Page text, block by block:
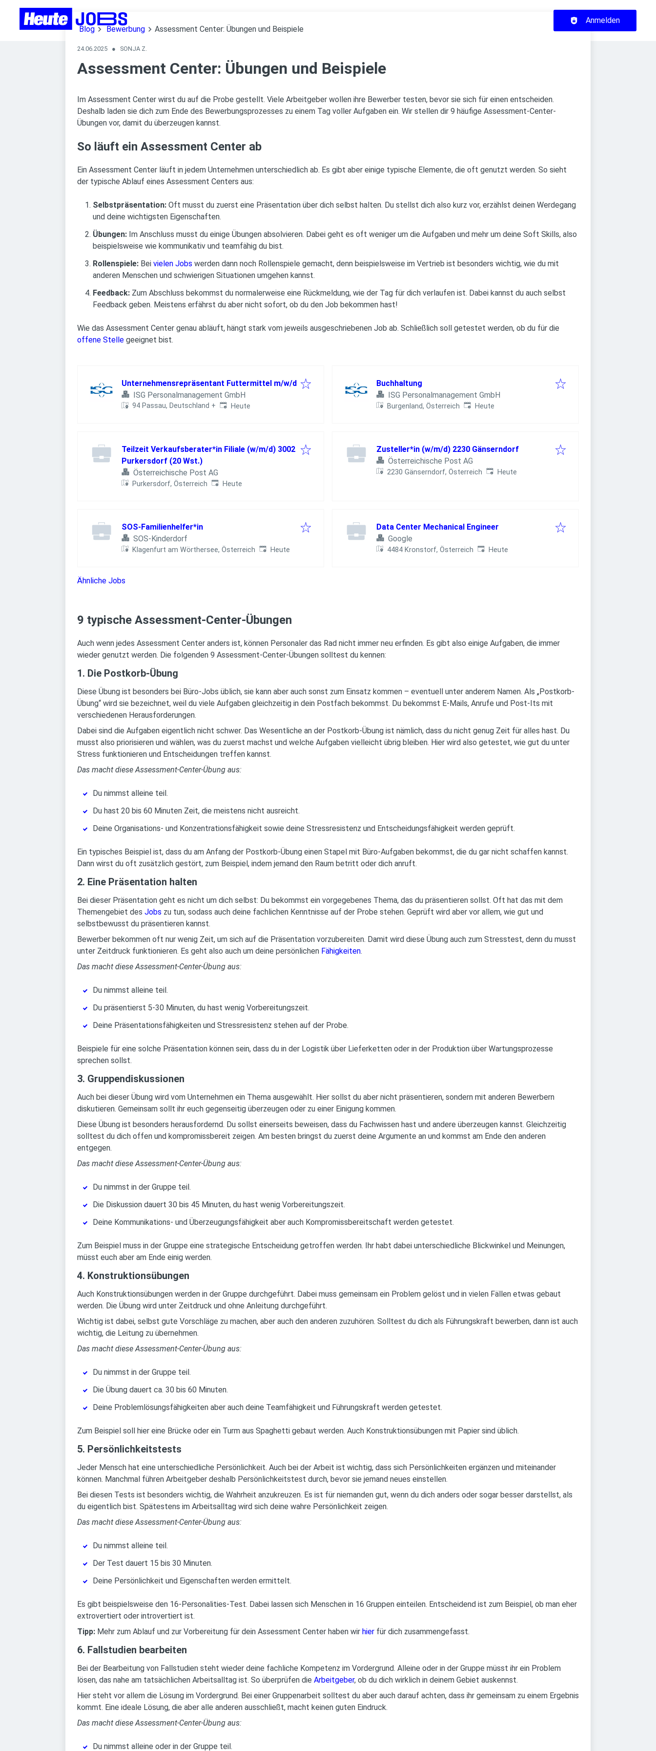
Haupt-Navigation
Anmelden
Blog
Bewerbung Assessment Center: Übungen und Beispiele
24.06.2025 ● SONJA Z.
Assessment Center: Übungen und Beispiele
Im Assessment Center wirst du auf die Probe gestellt. Viele Arbeitgeber wollen ihre Bewerber testen, bevor sie sich für einen entscheiden.
Deshalb laden sie dich zum Ende des Bewerbungsprozesses zu einem Tag voller Aufgaben ein. Wir stellen dir 9 häufige Assessment-Center-
Übungen vor, damit du überzeugen kannst.
So läuft ein Assessment Center ab
Ein Assessment Center läuft in jedem Unternehmen unterschiedlich ab. Es gibt aber einige typische Elemente, die oft genutzt werden. So sieht
der typische Ablauf eines Assessment Centers aus:
Selbstpräsentation: Oft musst du zuerst eine Präsentation über dich selbst halten. Du stellst dich also kurz vor, erzählst deinen Werdegang
und deine wichtigsten Eigenschaften.
Übungen: Im Anschluss musst du einige Übungen absolvieren. Dabei geht es oft weniger um die Aufgaben und mehr um deine Soft Skills, also
beispielsweise wie kommunikativ und teamfähig du bist.
Rollenspiele: Bei vielen Jobs werden dann noch Rollenspiele gemacht, denn beispielsweise im Vertrieb ist besonders wichtig, wie du mit
anderen Menschen und schwierigen Situationen umgehen kannst.
Feedback: Zum Abschluss bekommst du normalerweise eine Rückmeldung, wie der Tag für dich verlaufen ist. Dabei kannst du auch selbst
Feedback geben. Meistens erfährst du aber nicht sofort, ob du den Job bekommen hast!
Wie das Assessment Center genau abläuft, hängt stark vom jeweils ausgeschriebenen Job ab. Schließlich soll getestet werden, ob du für die
offene Stelle geeignet bist.
Unternehmensrepräsentant Futtermittel m/w/d
ISG Personalmanagement GmbH
94 Passau, Deutschland + Veröffentlicht
Heute
Buchhaltung
ISG Personalmanagement GmbH
Burgenland, Österreich Veröffentlicht
Heute
Teilzeit Verkaufsberater*in Filiale (w/m/d) 3002
Purkersdorf (20 Wst.)
Österreichische Post AG
Purkersdorf, Österreich Veröffentlicht
Heute
Zusteller*in (w/m/d) 2230 Gänserndorf
Österreichische Post AG
2230 Gänserndorf, Österreich Veröffentlicht
Heute
SOS-Familienhelfer*in
SOS-Kinderdorf
Klagenfurt am Wörthersee, Österreich Veröffentlicht
Heute
Data Center Mechanical Engineer
Google
4484 Kronstorf, Österreich Veröffentlicht
Heute
Ähnliche Jobs
9 typische Assessment-Center-Übungen
Auch wenn jedes Assessment Center anders ist, können Personaler das Rad nicht immer neu erfinden. Es gibt also einige Aufgaben, die immer
wieder genutzt werden. Die folgenden 9 Assessment-Center-Übungen solltest du kennen:
1. Die Postkorb-Übung
Diese Übung ist besonders bei Büro-Jobs üblich, sie kann aber auch sonst zum Einsatz kommen – eventuell unter anderem Namen. Als „Postkorb-
Übung“ wird sie bezeichnet, weil du viele Aufgaben gleichzeitig in dein Postfach bekommst. Du bekommst E-Mails, Anrufe und Post-Its mit
verschiedenen Herausforderungen.
Dabei sind die Aufgaben eigentlich nicht schwer. Das Wesentliche an der Postkorb-Übung ist nämlich, dass du nicht genug Zeit für alles hast. Du
musst also priorisieren und wählen, was du zuerst machst und welche Aufgaben vielleicht übrig bleiben. Hier wird also getestet, wie gut du unter
Stress funktionieren und Entscheidungen treffen kannst.
Das macht diese Assessment-Center-Übung aus:
Du nimmst alleine teil.
Du hast 20 bis 60 Minuten Zeit, die meistens nicht ausreicht.
Deine Organisations- und Konzentrationsfähigkeit sowie deine Stressresistenz und Entscheidungsfähigkeit werden geprüft.
Ein typisches Beispiel ist, dass du am Anfang der Postkorb-Übung einen Stapel mit Büro-Aufgaben bekommst, die du gar nicht schaffen kannst.
Dann wirst du oft zusätzlich gestört, zum Beispiel, indem jemand den Raum betritt oder dich anruft.
2. Eine Präsentation halten
Bei dieser Präsentation geht es nicht um dich selbst: Du bekommst ein vorgegebenes Thema, das du präsentieren sollst. Oft hat das mit dem
Themengebiet des Jobs zu tun, sodass auch deine fachlichen Kenntnisse auf der Probe stehen. Geprüft wird aber vor allem, wie gut und
selbstbewusst du präsentieren kannst.
Bewerber bekommen oft nur wenig Zeit, um sich auf die Präsentation vorzubereiten. Damit wird diese Übung auch zum Stresstest, denn du musst
unter Zeitdruck funktionieren. Es geht also auch um deine persönlichen Fähigkeiten.
Das macht diese Assessment-Center-Übung aus:
Du nimmst alleine teil.
Du präsentierst 5-30 Minuten, du hast wenig Vorbereitungszeit.
Deine Präsentationsfähigkeiten und Stressresistenz stehen auf der Probe.
Beispiele für eine solche Präsentation können sein, dass du in der Logistik über Lieferketten oder in der Produktion über Wartungsprozesse
sprechen sollst.
3. Gruppendiskussionen
Auch bei dieser Übung wird vom Unternehmen ein Thema ausgewählt. Hier sollst du aber nicht präsentieren, sondern mit anderen Bewerbern
diskutieren. Gemeinsam sollt ihr euch gegenseitig überzeugen oder zu einer Einigung kommen.
Diese Übung ist besonders herausfordernd. Du sollst einerseits beweisen, dass du Fachwissen hast und andere überzeugen kannst. Gleichzeitig
solltest du dich offen und kompromissbereit zeigen. Am besten bringst du zuerst deine Argumente an und kommst am Ende den anderen
entgegen.
Das macht diese Assessment-Center-Übung aus:
Du nimmst in der Gruppe teil.
Die Diskussion dauert 30 bis 45 Minuten, du hast wenig Vorbereitungszeit.
Deine Kommunikations- und Überzeugungsfähigkeit aber auch Kompromissbereitschaft werden getestet.
Zum Beispiel muss in der Gruppe eine strategische Entscheidung getroffen werden. Ihr habt dabei unterschiedliche Blickwinkel und Meinungen,
müsst euch aber am Ende einig werden.
4. Konstruktionsübungen
Auch Konstruktionsübungen werden in der Gruppe durchgeführt. Dabei muss gemeinsam ein Problem gelöst und in vielen Fällen etwas gebaut
werden. Die Übung wird unter Zeitdruck und ohne Anleitung durchgeführt.
Wichtig ist dabei, selbst gute Vorschläge zu machen, aber auch den anderen zuzuhören. Solltest du dich als Führungskraft bewerben, dann ist auch
wichtig, die Leitung zu übernehmen.
Das macht diese Assessment-Center-Übung aus:
Du nimmst in der Gruppe teil.
Die Übung dauert ca. 30 bis 60 Minuten.
Deine Problemlösungsfähigkeiten aber auch deine Teamfähigkeit und Führungskraft werden getestet.
Zum Beispiel soll hier eine Brücke oder ein Turm aus Spaghetti gebaut werden. Auch Konstruktionsübungen mit Papier sind üblich.
5. Persönlichkeitstests
Jeder Mensch hat eine unterschiedliche Persönlichkeit. Auch bei der Arbeit ist wichtig, dass sich Persönlichkeiten ergänzen und miteinander
können. Manchmal führen Arbeitgeber deshalb Persönlichkeitstest durch, bevor sie jemand neues einstellen.
Bei diesen Tests ist besonders wichtig, die Wahrheit anzukreuzen. Es ist für niemanden gut, wenn du dich anders oder sogar besser darstellst, als
du eigentlich bist. Spätestens im Arbeitsalltag wird sich deine wahre Persönlichkeit zeigen.
Das macht diese Assessment-Center-Übung aus:
Du nimmst alleine teil.
Der Test dauert 15 bis 30 Minuten.
Deine Persönlichkeit und Eigenschaften werden ermittelt.
Es gibt beispielsweise den 16-Personalities-Test. Dabei lassen sich Menschen in 16 Gruppen einteilen. Entscheidend ist zum Beispiel, ob man eher
extrovertiert oder introvertiert ist.
Tipp: Mehr zum Ablauf und zur Vorbereitung für dein Assessment Center haben wir hier für dich zusammengefasst.
6. Fallstudien bearbeiten
Bei der Bearbeitung von Fallstudien steht wieder deine fachliche Kompetenz im Vordergrund. Alleine oder in der Gruppe müsst ihr ein Problem
lösen, das nahe am tatsächlichen Arbeitsalltag ist. So überprüfen die Arbeitgeber, ob du dich wirklich in deinem Gebiet auskennst.
Hier steht vor allem die Lösung im Vordergrund. Bei einer Gruppenarbeit solltest du aber auch darauf achten, dass ihr gemeinsam zu einem Ergebnis
kommt. Eine ideale Lösung, die aber alle anderen ausschließt, macht keinen guten Eindruck.
Das macht diese Assessment-Center-Übung aus:
Du nimmst alleine oder in der Gruppe teil.